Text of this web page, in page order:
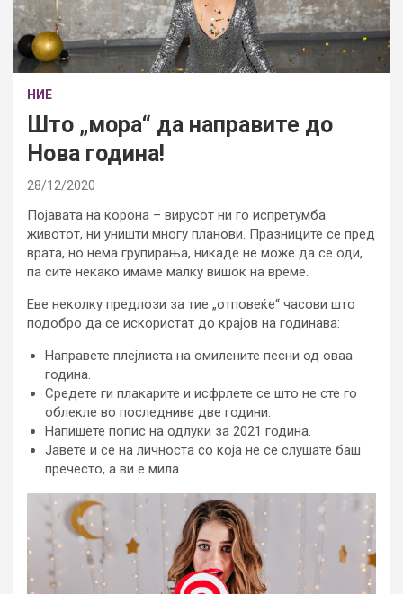
НИЕ
Што „мора“ да направите до
Нова година!
28/12/2020
Појавата на корона – вирусот ни го испретумба
животот, ни уништи многу планови. Празниците се пред
врата, но нема групирања, никаде не може да се оди,
па сите некако имаме малку вишок на време.
Еве неколку предлози за тие „отповеќе“ часови што
подобро да се искористат до крајов на годинава:
Направете плејлиста на омилените песни од оваа
година.
Средете ги плакарите и исфрлете се што не сте го
облекле во последниве две години.
Напишете попис на одлуки за 2021 година.
Јавете и се на личноста со која не се слушате баш
пречесто, а ви е мила.